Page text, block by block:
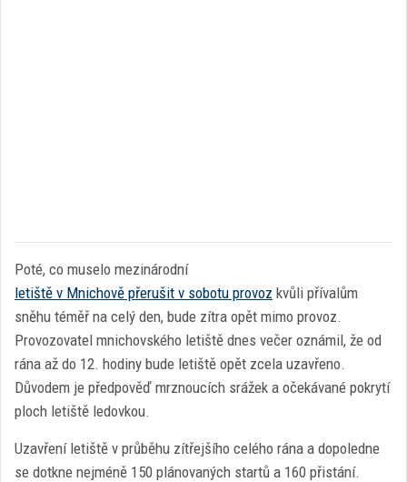
Poté, co muselo mezinárodní
letiště v Mnichově přerušit v sobotu provoz kvůli přívalům
sněhu téměř na celý den, bude zítra opět mimo provoz.
Provozovatel mnichovského letiště dnes večer oznámil, že od
rána až do 12. hodiny bude letiště opět zcela uzavřeno.
Důvodem je předpověď mrznoucích srážek a očekávané pokrytí
ploch letiště ledovkou.
Uzavření letiště v průběhu zítřejšího celého rána a dopoledne
se dotkne nejméně 150 plánovaných startů a 160 přistání.